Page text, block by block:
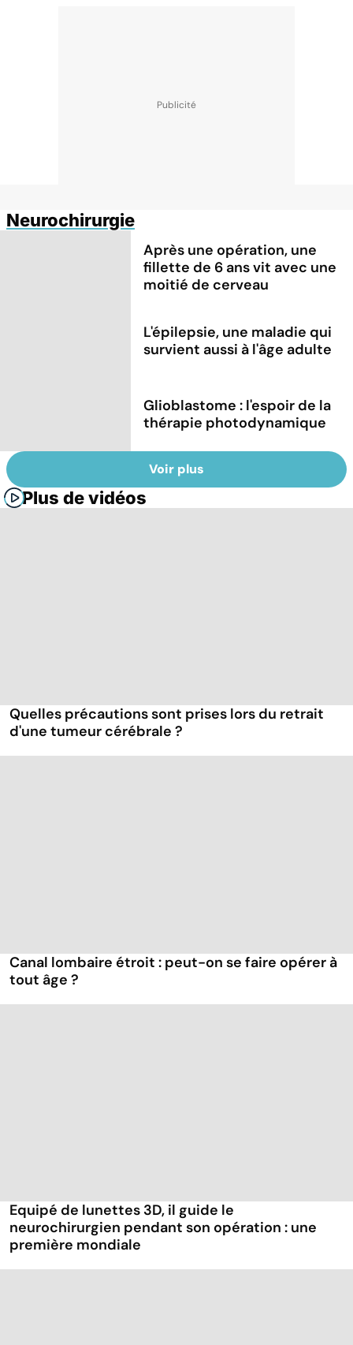
Neurochirurgie
Après une opération, une
fillette de 6 ans vit avec une
moitié de cerveau
L'épilepsie, une maladie qui
survient aussi à l'âge adulte
Glioblastome : l'espoir de la
thérapie photodynamique
Voir plus
Plus de vidéos
Quelles précautions sont prises lors du retrait
d'une tumeur cérébrale ?
Canal lombaire étroit : peut-on se faire opérer à
tout âge ?
Equipé de lunettes 3D, il guide le
neurochirurgien pendant son opération : une
première mondiale